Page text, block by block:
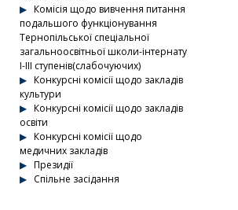
Комісія щодо вивчення питання
подальшого функціонування
Тернопільської спеціальної
загальноосвітньої школи-інтернату
І-ІІІ ступенів(слабочуючих)
Конкурсні комісії щодо закладів
культури
Конкурсні комісії щодо закладів
освіти
Конкурсні комісії щодо
медичних закладів
Президії
Спільне засідання